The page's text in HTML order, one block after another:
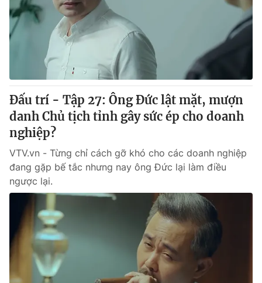
Đấu trí - Tập 27: Ông Đức lật mặt, mượn
danh Chủ tịch tỉnh gây sức ép cho doanh
nghiệp?
VTV.vn - Từng chỉ cách gỡ khó cho các doanh nghiệp
đang gặp bế tắc nhưng nay ông Đức lại làm điều
ngược lại.